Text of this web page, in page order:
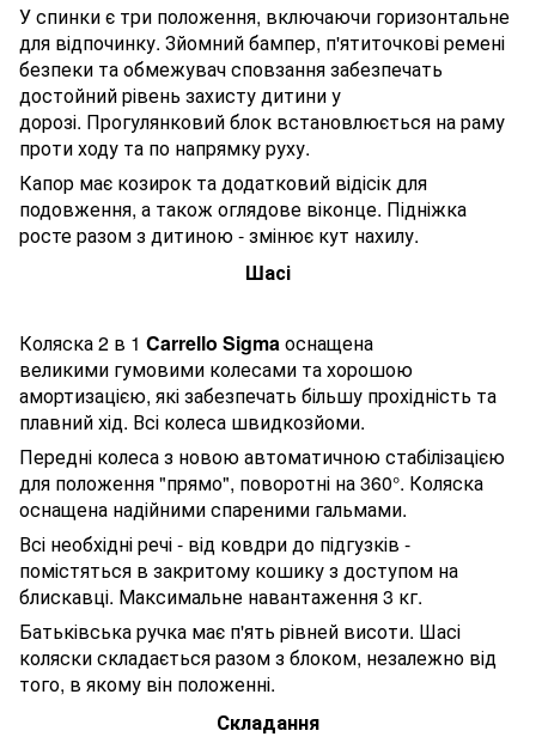
У спинки є три положення, включаючи горизонтальне
для відпочинку. Зйомний бампер, п'ятиточкові ремені
безпеки та обмежувач сповзання забезпечать
достойний рівень захисту дитини у
дорозі. Прогулянковий блок встановлюється на раму
проти ходу та по напрямку руху.
Капор має козирок та додатковий відісік для
подовження, а також оглядове віконце. Підніжка
росте разом з дитиною - змінює кут нахилу.
Шасі
Коляска 2 в 1 Carrello Sigmaоснащена
великими гумовими колесами та хорошою
амортизацією, які забезпечать більшу прохідність та
плавний хід. Всі колеса швидкозйоми.
Передні колеса з новою автоматичною стабілізацією
для положення "прямо", поворотні на 360°. Коляска
оснащена надійними спареними гальмами.
Всі необхідні речі - від ковдри до підгузків -
помістяться в закритому кошику з доступом на
блискавці. Максимальне навантаження 3 кг.
Батьківська ручка має п'ять рівней висоти. Шасі
коляски складається разом з блоком, незалежно від
того, в якому він положенні.
Складання